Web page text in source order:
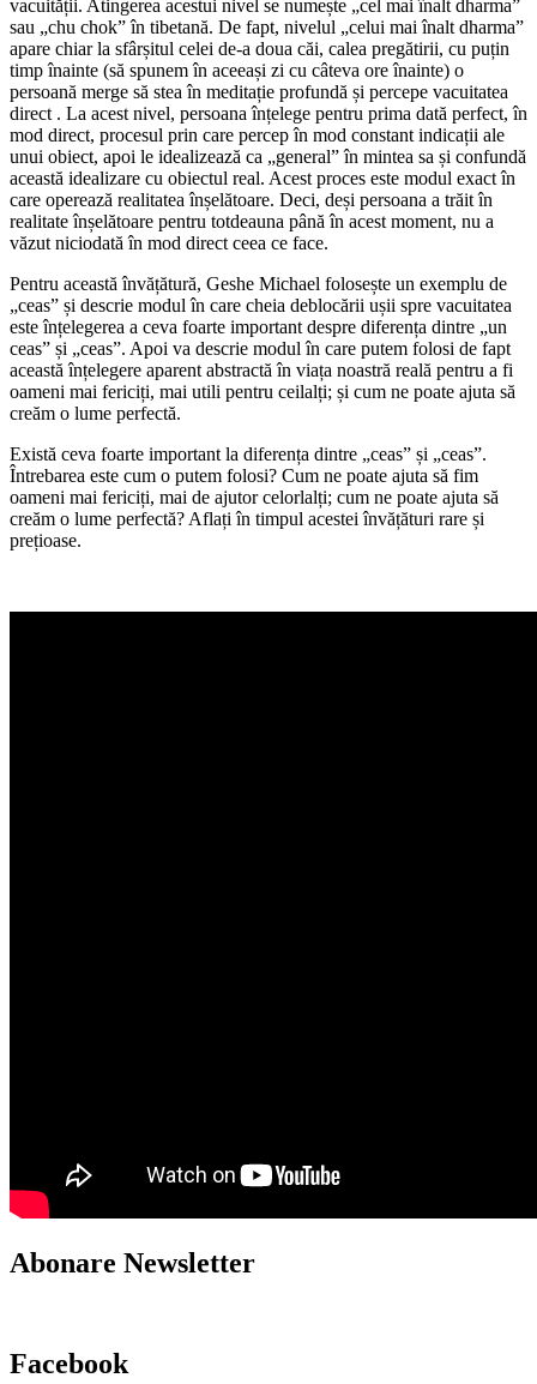
vacuității. Atingerea acestui nivel se numește „cel mai înalt dharma”
sau „chu chok” în tibetană. De fapt, nivelul „celui mai înalt dharma”
apare chiar la sfârșitul celei de-a doua căi, calea pregătirii, cu puțin
timp înainte (să spunem în aceeași zi cu câteva ore înainte) o
persoană merge să stea în meditație profundă și percepe vacuitatea
direct . La acest nivel, persoana înțelege pentru prima dată perfect, în
mod direct, procesul prin care percep în mod constant indicații ale
unui obiect, apoi le idealizează ca „general” în mintea sa și confundă
această idealizare cu obiectul real. Acest proces este modul exact în
care operează realitatea înșelătoare. Deci, deși persoana a trăit în
realitate înșelătoare pentru totdeauna până în acest moment, nu a
văzut niciodată în mod direct ceea ce face.
Pentru această învățătură, Geshe Michael folosește un exemplu de
„ceas” și descrie modul în care cheia deblocării ușii spre vacuitatea
este înțelegerea a ceva foarte important despre diferența dintre „un
ceas” și „ceas”. Apoi va descrie modul în care putem folosi de fapt
această înțelegere aparent abstractă în viața noastră reală pentru a fi
oameni mai fericiți, mai utili pentru ceilalți; și cum ne poate ajuta să
creăm o lume perfectă.
Există ceva foarte important la diferența dintre „ceas” și „ceas”.
Întrebarea este cum o putem folosi? Cum ne poate ajuta să fim
oameni mai fericiți, mai de ajutor celorlalți; cum ne poate ajuta să
creăm o lume perfectă? Aflați în timpul acestei învățături rare și
prețioase.
Abonare Newsletter
Facebook